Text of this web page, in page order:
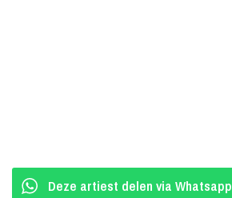
Deze artiest delen via Whatsapp